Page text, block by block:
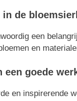
in de
een
en
een goede
en inspirerende